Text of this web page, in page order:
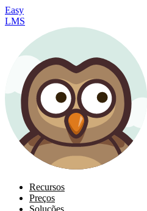
Easy
LMS
Recursos
Preços
Soluções